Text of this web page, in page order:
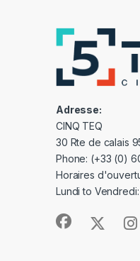
Adresse:
CINQ TEQ
30 Rte de calais
Phone: (+33 (0)
Horaires
Lundi to